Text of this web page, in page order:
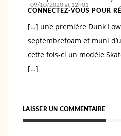
09/10/2020 at 12h01
CONNECTEZ-VOUS POUR
[…] une première Dunk
septembrefoam et muni
cette fois-ci un modèle
[…]
LAISSER UN COMMENTAIRE